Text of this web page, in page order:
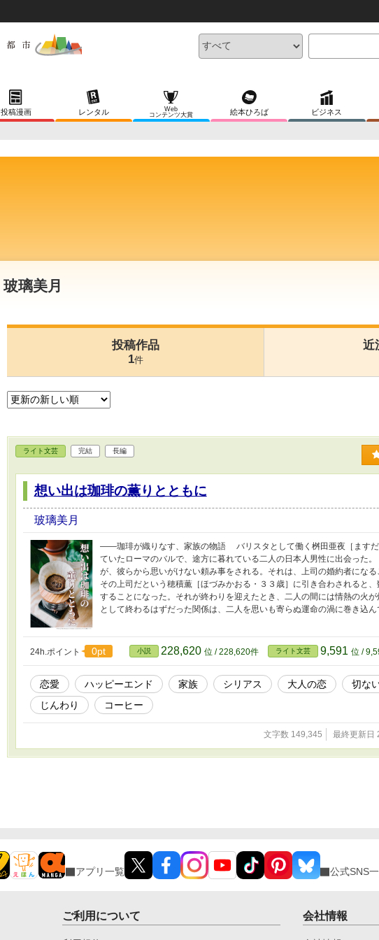
投稿漫画 レンタル
Web
コンテンツ大賞
絵本ひろば ビジネス
玻璃美月
投稿作品
1件
近
ライト文芸 完結 長編
想い出は珈琲の薫りとともに
玻璃美月
――珈琲が織りなす、家族の物語 バリスタとして働く桝田亜夜［ますだ
ていたローマのバルで、途方に暮れている二人の日本人男性に出会った
が、彼らから思いがけない頼み事をされる。それは、上司の婚約者に
その上司だという穂積薫［ほづみかおる・３３歳］に引き合わされると
することになった。それが終わりを迎えたとき、二人の間には情熱の
として終わるはずだった関係は、二人を思いも寄らぬ運命の渦に巻き込ん
24h.ポイント 0pt 小説 228,620 位 / 228,620件 ライト文芸 9,591 位 /
恋愛 ハッピーエンド 家族 シリアス 大人の恋 切な
じんわり
コーヒー
文字数 149,345 最終更新日
アプリ一覧 公式SNS
ご利用について 会社情報